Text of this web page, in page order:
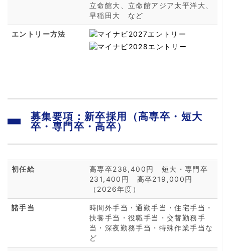
立命館大、立命館アジア太平洋大、
早稲田大 など
エントリー方法
募集要項：新卒採用（高専卒・短大
卒・専門卒・高卒）
初任給
高専卒238,400円 短大・専門卒
231,400円 高卒219,000円
（2026年度）
諸手当
時間外手当・通勤手当・住宅手当・
扶養手当・役職手当・交替勤務手
当・深夜勤務手当・特殊作業手当な
ど